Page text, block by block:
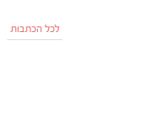
לכל הכתבות